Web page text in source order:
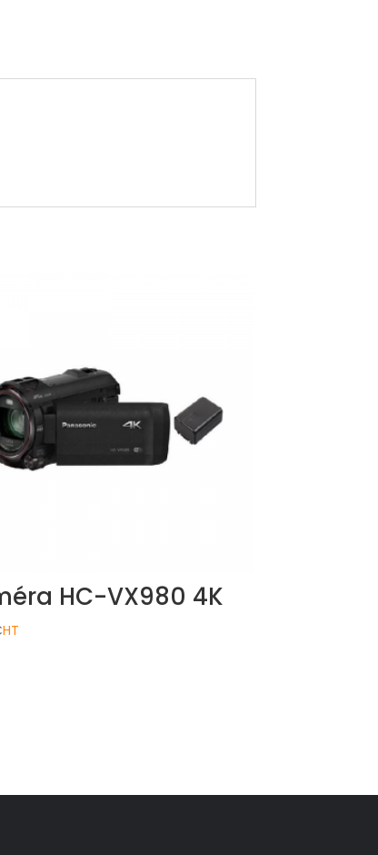
HC-VX980 4K